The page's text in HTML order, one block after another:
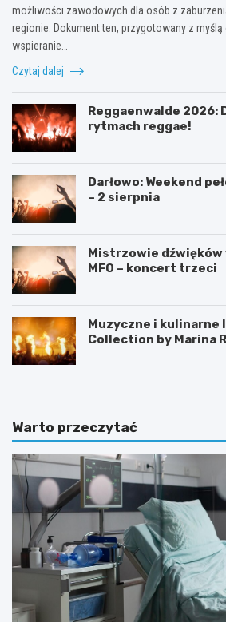
możliwości zawodowych dla osób z
regionie. Dokument ten, przygotowany z myślą
wspieranie…
Czytaj dalej
Reggaenwalde 2026:
rytmach reggae!
Darłowo: Weekend
– 2 sierpnia
Mistrzowie dźwięków
MFO – koncert trzeci
Muzyczne i kulinarne
Collection by Marina
Warto przeczytać